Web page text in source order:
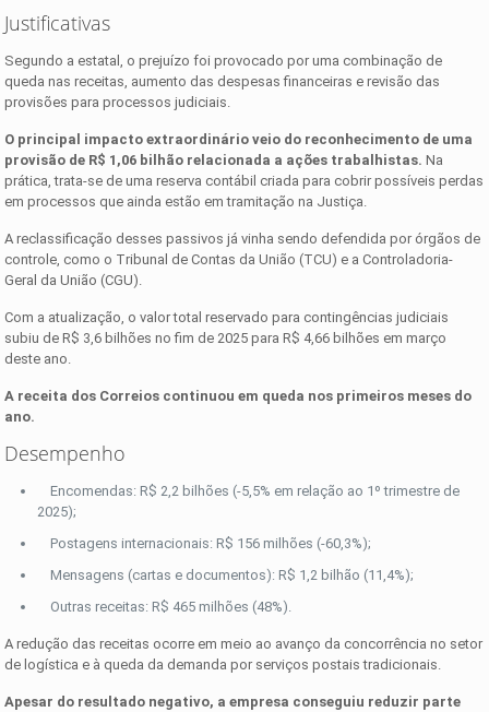
Justificativas
Segundo a estatal, o prejuízo foi provocado por uma combinação de
queda nas receitas, aumento das despesas financeiras e revisão das
provisões para processos judiciais.
O principal impacto extraordinário veio do reconhecimento de uma
provisão de R$ 1,06 bilhão relacionada a ações trabalhistas. Na
prática, trata-se de uma reserva contábil criada para cobrir possíveis perdas
em processos que ainda estão em tramitação na Justiça.
A reclassificação desses passivos já vinha sendo defendida por órgãos de
controle, como o Tribunal de Contas da União (TCU) e a Controladoria-
Geral da União (CGU).
Com a atualização, o valor total reservado para contingências judiciais
subiu de R$ 3,6 bilhões no fim de 2025 para R$ 4,66 bilhões em março
deste ano.
A receita dos Correios continuou em queda nos primeiros meses do
ano.
Desempenho
Encomendas: R$ 2,2 bilhões (-5,5% em relação ao 1º trimestre de
2025);
Postagens internacionais: R$ 156 milhões (-60,3%);
Mensagens (cartas e documentos): R$ 1,2 bilhão (11,4%);
Outras receitas: R$ 465 milhões (48%).
A redução das receitas ocorre em meio ao avanço da concorrência no setor
de logística e à queda da demanda por serviços postais tradicionais.
Apesar do resultado negativo, a empresa conseguiu reduzir parte